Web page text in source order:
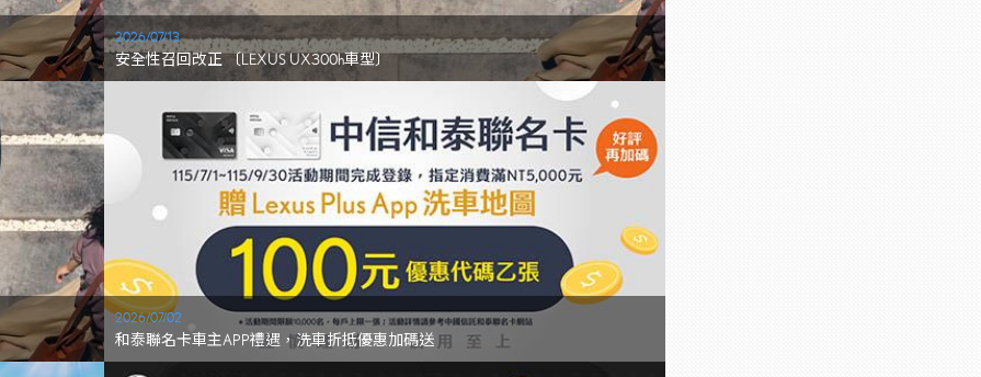
2026/07/13
安全性召回改正 〔LEXUS UX300h車型〕
2026/07/02
和泰聯名卡車主APP禮遇，洗車折抵優惠加碼送